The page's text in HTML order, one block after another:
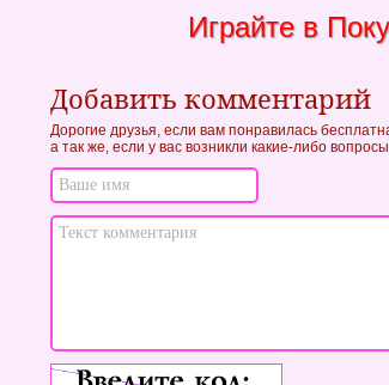
Играйте в
Добавить комментарий
Дорогие друзья, если вам понравилась
а так же, если у вас возникли какие-либо